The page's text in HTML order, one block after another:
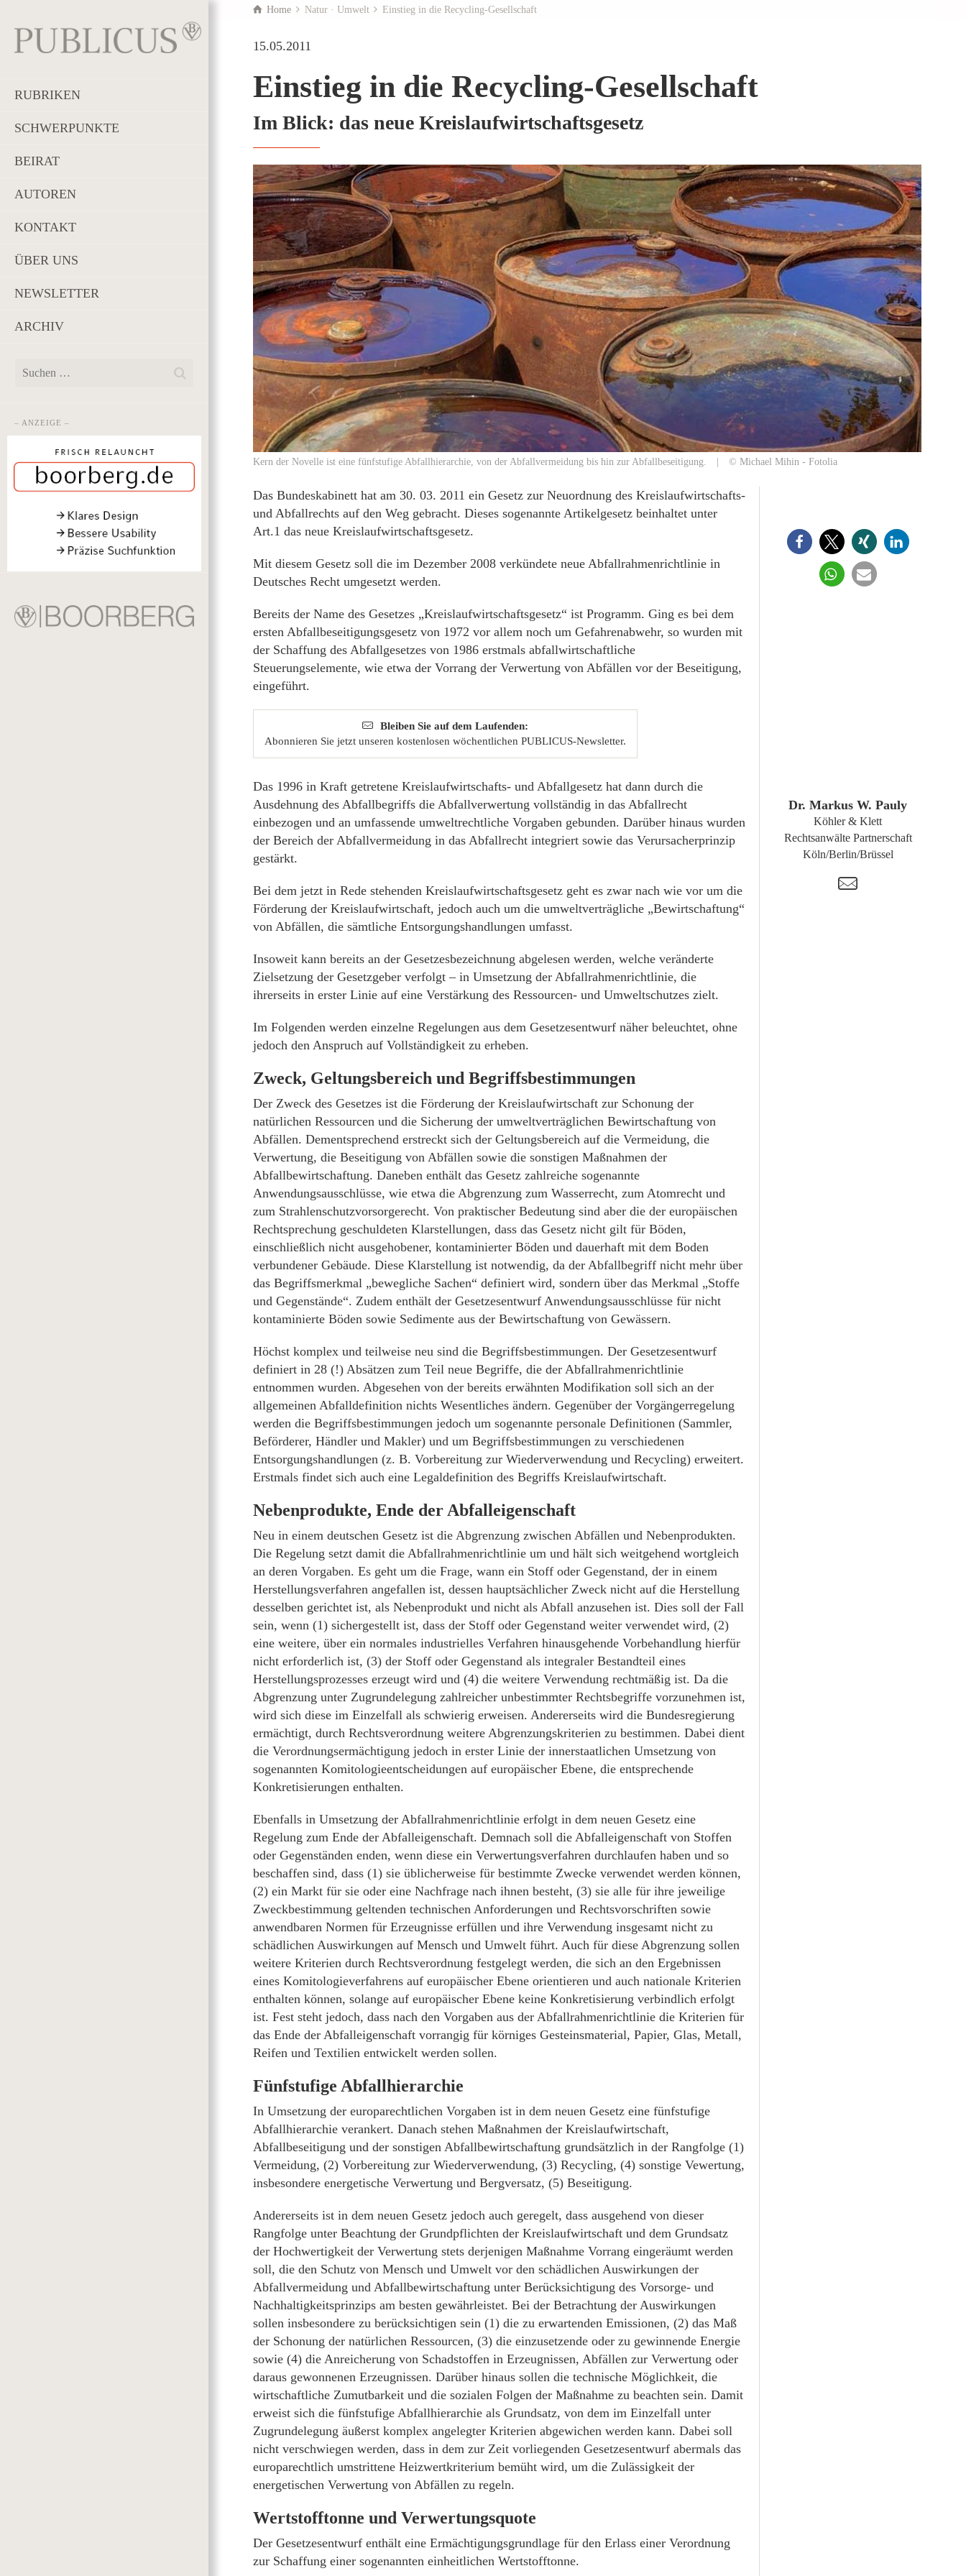
RUBRIKEN
SCHWERPUNKTE
BEIRAT
AUTOREN
KONTAKT
ÜBER UNS
NEWSLETTER
ARCHIV
– ANZEIGE –
Home Natur · Umwelt Einstieg in die Recycling-Gesellschaft
15.05.2011
Einstieg in die Recycling-Gesellschaft
Im Blick: das neue Kreislaufwirtschaftsgesetz
Kern der Novelle ist eine fünfstufige Abfallhierarchie, von der Abfallvermeidung bis hin zur Abfallbeseitigung. | © Michael Mihin - Fotolia
Das Bundeskabinett hat am 30. 03. 2011 ein Gesetz zur Neuordnung des Kreislaufwirtschafts-
und Abfallrechts auf den Weg gebracht. Dieses sogenannte Artikelgesetz beinhaltet unter
Art.1 das neue Kreislaufwirtschaftsgesetz.
Mit diesem Gesetz soll die im Dezember 2008 verkündete neue Abfallrahmenrichtlinie in
Deutsches Recht umgesetzt werden.
Bereits der Name des Gesetzes „Kreislaufwirtschaftsgesetz“ ist Programm. Ging es bei dem
ersten Abfallbeseitigungsgesetz von 1972 vor allem noch um Gefahrenabwehr, so wurden mit
der Schaffung des Abfallgesetzes von 1986 erstmals abfallwirtschaftliche
Steuerungselemente, wie etwa der Vorrang der Verwertung von Abfällen vor der Beseitigung,
eingeführt.
Bleiben Sie auf dem Laufenden:
Abonnieren Sie jetzt unseren kostenlosen wöchentlichen PUBLICUS-Newsletter.
Das 1996 in Kraft getretene Kreislaufwirtschafts- und Abfallgesetz hat dann durch die
Ausdehnung des Abfallbegriffs die Abfallverwertung vollständig in das Abfallrecht
einbezogen und an umfassende umweltrechtliche Vorgaben gebunden. Darüber hinaus wurden
der Bereich der Abfallvermeidung in das Abfallrecht integriert sowie das Verursacherprinzip
gestärkt.
Bei dem jetzt in Rede stehenden Kreislaufwirtschaftsgesetz geht es zwar nach wie vor um die
Förderung der Kreislaufwirtschaft, jedoch auch um die umweltverträgliche „Bewirtschaftung“
von Abfällen, die sämtliche Entsorgungshandlungen umfasst.
Insoweit kann bereits an der Gesetzesbezeichnung abgelesen werden, welche veränderte
Zielsetzung der Gesetzgeber verfolgt – in Umsetzung der Abfallrahmenrichtlinie, die
ihrerseits in erster Linie auf eine Verstärkung des Ressourcen- und Umweltschutzes zielt.
Im Folgenden werden einzelne Regelungen aus dem Gesetzesentwurf näher beleuchtet, ohne
jedoch den Anspruch auf Vollständigkeit zu erheben.
Zweck, Geltungsbereich und Begriffsbestimmungen
Der Zweck des Gesetzes ist die Förderung der Kreislaufwirtschaft zur Schonung der
natürlichen Ressourcen und die Sicherung der umweltverträglichen Bewirtschaftung von
Abfällen. Dementsprechend erstreckt sich der Geltungsbereich auf die Vermeidung, die
Verwertung, die Beseitigung von Abfällen sowie die sonstigen Maßnahmen der
Abfallbewirtschaftung. Daneben enthält das Gesetz zahlreiche sogenannte
Anwendungsausschlüsse, wie etwa die Abgrenzung zum Wasserrecht, zum Atomrecht und
zum Strahlenschutzvorsorgerecht. Von praktischer Bedeutung sind aber die der europäischen
Rechtsprechung geschuldeten Klarstellungen, dass das Gesetz nicht gilt für Böden,
einschließlich nicht ausgehobener, kontaminierter Böden und dauerhaft mit dem Boden
verbundener Gebäude. Diese Klarstellung ist notwendig, da der Abfallbegriff nicht mehr über
das Begriffsmerkmal „bewegliche Sachen“ definiert wird, sondern über das Merkmal „Stoffe
und Gegenstände“. Zudem enthält der Gesetzesentwurf Anwendungsausschlüsse für nicht
kontaminierte Böden sowie Sedimente aus der Bewirtschaftung von Gewässern.
Höchst komplex und teilweise neu sind die Begriffsbestimmungen. Der Gesetzesentwurf
definiert in 28 (!) Absätzen zum Teil neue Begriffe, die der Abfallrahmenrichtlinie
entnommen wurden. Abgesehen von der bereits erwähnten Modifikation soll sich an der
allgemeinen Abfalldefinition nichts Wesentliches ändern. Gegenüber der Vorgängerregelung
werden die Begriffsbestimmungen jedoch um sogenannte personale Definitionen (Sammler,
Beförderer, Händler und Makler) und um Begriffsbestimmungen zu verschiedenen
Entsorgungshandlungen (z. B. Vorbereitung zur Wiederverwendung und Recycling) erweitert.
Erstmals findet sich auch eine Legaldefinition des Begriffs Kreislaufwirtschaft.
Nebenprodukte, Ende der Abfalleigenschaft
Neu in einem deutschen Gesetz ist die Abgrenzung zwischen Abfällen und Nebenprodukten.
Die Regelung setzt damit die Abfallrahmenrichtlinie um und hält sich weitgehend wortgleich
an deren Vorgaben. Es geht um die Frage, wann ein Stoff oder Gegenstand, der in einem
Herstellungsverfahren angefallen ist, dessen hauptsächlicher Zweck nicht auf die Herstellung
desselben gerichtet ist, als Nebenprodukt und nicht als Abfall anzusehen ist. Dies soll der Fall
sein, wenn (1) sichergestellt ist, dass der Stoff oder Gegenstand weiter verwendet wird, (2)
eine weitere, über ein normales industrielles Verfahren hinausgehende Vorbehandlung hierfür
nicht erforderlich ist, (3) der Stoff oder Gegenstand als integraler Bestandteil eines
Herstellungsprozesses erzeugt wird und (4) die weitere Verwendung rechtmäßig ist. Da die
Abgrenzung unter Zugrundelegung zahlreicher unbestimmter Rechtsbegriffe vorzunehmen ist,
wird sich diese im Einzelfall als schwierig erweisen. Andererseits wird die Bundesregierung
ermächtigt, durch Rechtsverordnung weitere Abgrenzungskriterien zu bestimmen. Dabei dient
die Verordnungsermächtigung jedoch in erster Linie der innerstaatlichen Umsetzung von
sogenannten Komitologieentscheidungen auf europäischer Ebene, die entsprechende
Konkretisierungen enthalten.
Ebenfalls in Umsetzung der Abfallrahmenrichtlinie erfolgt in dem neuen Gesetz eine
Regelung zum Ende der Abfalleigenschaft. Demnach soll die Abfalleigenschaft von Stoffen
oder Gegenständen enden, wenn diese ein Verwertungsverfahren durchlaufen haben und so
beschaffen sind, dass (1) sie üblicherweise für bestimmte Zwecke verwendet werden können,
(2) ein Markt für sie oder eine Nachfrage nach ihnen besteht, (3) sie alle für ihre jeweilige
Zweckbestimmung geltenden technischen Anforderungen und Rechtsvorschriften sowie
anwendbaren Normen für Erzeugnisse erfüllen und ihre Verwendung insgesamt nicht zu
schädlichen Auswirkungen auf Mensch und Umwelt führt. Auch für diese Abgrenzung sollen
weitere Kriterien durch Rechtsverordnung festgelegt werden, die sich an den Ergebnissen
eines Komitologieverfahrens auf europäischer Ebene orientieren und auch nationale Kriterien
enthalten können, solange auf europäischer Ebene keine Konkretisierung verbindlich erfolgt
ist. Fest steht jedoch, dass nach den Vorgaben aus der Abfallrahmenrichtlinie die Kriterien für
das Ende der Abfalleigenschaft vorrangig für körniges Gesteinsmaterial, Papier, Glas, Metall,
Reifen und Textilien entwickelt werden sollen.
Fünfstufige Abfallhierarchie
In Umsetzung der europarechtlichen Vorgaben ist in dem neuen Gesetz eine fünfstufige
Abfallhierarchie verankert. Danach stehen Maßnahmen der Kreislaufwirtschaft,
Abfallbeseitigung und der sonstigen Abfallbewirtschaftung grundsätzlich in der Rangfolge (1)
Vermeidung, (2) Vorbereitung zur Wiederverwendung, (3) Recycling, (4) sonstige Vewertung,
insbesondere energetische Verwertung und Bergversatz, (5) Beseitigung.
Andererseits ist in dem neuen Gesetz jedoch auch geregelt, dass ausgehend von dieser
Rangfolge unter Beachtung der Grundpflichten der Kreislaufwirtschaft und dem Grundsatz
der Hochwertigkeit der Verwertung stets derjenigen Maßnahme Vorrang eingeräumt werden
soll, die den Schutz von Mensch und Umwelt vor den schädlichen Auswirkungen der
Abfallvermeidung und Abfallbewirtschaftung unter Berücksichtigung des Vorsorge- und
Nachhaltigkeitsprinzips am besten gewährleistet. Bei der Betrachtung der Auswirkungen
sollen insbesondere zu berücksichtigen sein (1) die zu erwartenden Emissionen, (2) das Maß
der Schonung der natürlichen Ressourcen, (3) die einzusetzende oder zu gewinnende Energie
sowie (4) die Anreicherung von Schadstoffen in Erzeugnissen, Abfällen zur Verwertung oder
daraus gewonnenen Erzeugnissen. Darüber hinaus sollen die technische Möglichkeit, die
wirtschaftliche Zumutbarkeit und die sozialen Folgen der Maßnahme zu beachten sein. Damit
erweist sich die fünfstufige Abfallhierarchie als Grundsatz, von dem im Einzelfall unter
Zugrundelegung äußerst komplex angelegter Kriterien abgewichen werden kann. Dabei soll
nicht verschwiegen werden, dass in dem zur Zeit vorliegenden Gesetzesentwurf abermals das
europarechtlich umstrittene Heizwertkriterium bemüht wird, um die Zulässigkeit der
energetischen Verwertung von Abfällen zu regeln.
Wertstofftonne und Verwertungsquote
Der Gesetzesentwurf enthält eine Ermächtigungsgrundlage für den Erlass einer Verordnung
zur Schaffung einer sogenannten einheitlichen Wertstofftonne.
Dr. Markus W. Pauly
Köhler & Klett
Rechtsanwälte Partnerschaft
Köln/Berlin/Brüssel
t